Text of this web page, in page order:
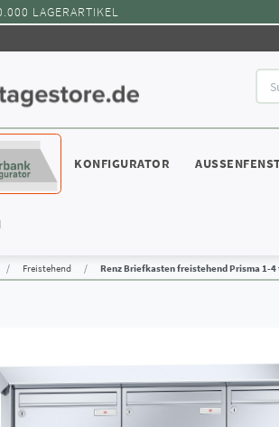
LAGERARTIKEL
KONFIGURATOR
Freistehend Renz Briefkasten freistehend Prisma 1-